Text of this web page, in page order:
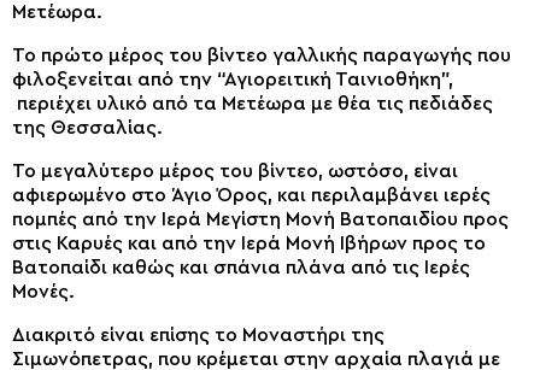
Μετέωρα.
Το πρώτο μέρος του βίντεο γαλλικής παραγωγής που
φιλοξενείται από την “Αγιορειτική Ταινιοθήκη”,
περιέχει υλικό από τα Μετέωρα με θέα τις πεδιάδες
της Θεσσαλίας.
Το μεγαλύτερο μέρος του βίντεο, ωστόσο, είναι
αφιερωμένο στο Άγιο Όρος, και περιλαμβάνει ιερές
πομπές από την Ιερά Μεγίστη Μονή Βατοπαιδίου προς
στις Καρυές και από την Ιερά Μονή Ιβήρων προς το
Βατοπαίδι καθώς και σπάνια πλάνα από τις Ιερές
Μονές.
Διακριτό είναι επίσης το Μοναστήρι της
Σιμωνόπετρας, που κρέμεται στην αρχαία πλαγιά με